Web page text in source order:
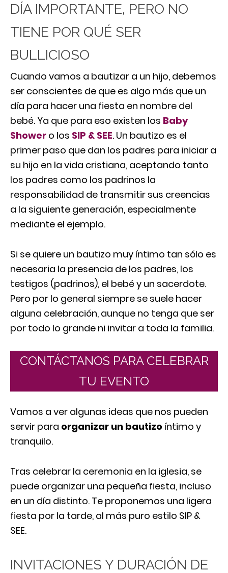
DÍA IMPORTANTE, PERO NO
TIENE POR QUÉ SER
BULLICIOSO
Cuando vamos a bautizar a un hijo, debemos
ser conscientes de que es algo más que un
día para hacer una fiesta en nombre del
bebé. Ya que para eso existen los Baby
Shower o los SIP & SEE. Un bautizo es el
primer paso que dan los padres para iniciar a
su hijo en la vida cristiana, aceptando tanto
los padres como los padrinos la
responsabilidad de transmitir sus creencias
a la siguiente generación, especialmente
mediante el ejemplo.
Si se quiere un bautizo muy íntimo tan sólo es
necesaria la presencia de los padres, los
testigos (padrinos), el bebé y un sacerdote.
Pero por lo general siempre se suele hacer
alguna celebración, aunque no tenga que ser
por todo lo grande ni invitar a toda la familia.
CONTÁCTANOS PARA CELEBRAR
TU EVENTO
Vamos a ver algunas ideas que nos pueden
servir para organizar un bautizo íntimo y
tranquilo.
Tras celebrar la ceremonia en la iglesia, se
puede organizar una pequeña fiesta, incluso
en un día distinto. Te proponemos una ligera
fiesta por la tarde, al más puro estilo SIP &
SEE.
INVITACIONES Y DURACIÓN DE